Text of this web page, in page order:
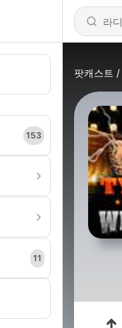
153
11
팟캐스트